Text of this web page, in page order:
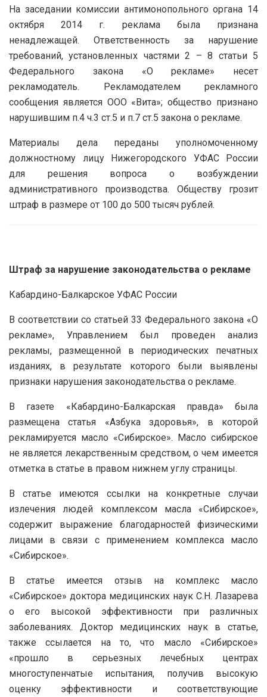
На заседании комиссии антимонопольного органа 14
октября 2014 г. реклама была признана
ненадлежащей. Ответственность за нарушение
требований, установленных частями 2 – 8 статьи 5
Федерального закона «О рекламе» несет
рекламодатель. Рекламодателем рекламного
сообщения является ООО «Вита»; общество признано
нарушившим п.4 ч.3 ст.5 и п.7 ст.5 закона о рекламе.
Материалы дела переданы уполномоченному
должностному лицу Нижегородского УФАС России
для решения вопроса о возбуждении
административного производства. Обществу грозит
штраф в размере от 100 до 500 тысяч рублей.
Штраф за нарушение законодательства о рекламе
Кабардино-Балкарское УФАС России
В соответствии со статьей 33 Федерального закона «О
рекламе», Управлением был проведен анализ
рекламы, размещенной в периодических печатных
изданиях, в результате которого были выявлены
признаки нарушения законодательства о рекламе.
В газете «Кабардино-Балкарская правда» была
размещена статья «Азбука здоровья», в которой
рекламируется масло «Сибирское». Масло сибирское
не является лекарственным средством, о чем имеется
отметка в статье в правом нижнем углу страницы.
В статье имеются ссылки на конкретные случаи
излечения людей комплексом масла «Сибирское»,
содержит выражение благодарностей физическими
лицами в связи с применением комплекса масло
«Сибирское».
В статье имеется отзыв на комплекс масло
«Сибирское» доктора медицинских наук С.Н. Лазарева
о его высокой эффективности при различных
заболеваниях. Доктор медицинских наук в статье,
также ссылается на то, что масло «Сибирское»
«прошло в серьезных лечебных центрах
многоступенчатые испытания, получив высокую
оценку эффективности и соответствующие